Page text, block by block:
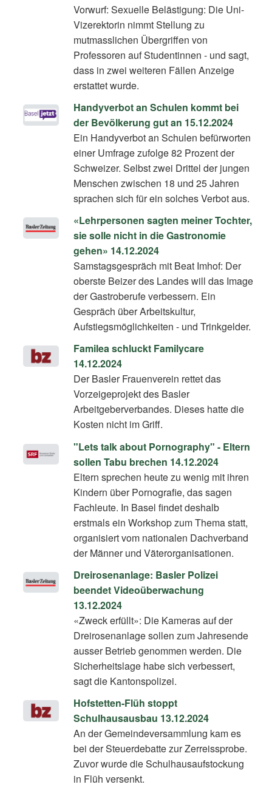
Vorwurf: Sexuelle Belästigung: Die Uni-
Vizerektorin nimmt Stellung zu
mutmasslichen Übergriffen von
Professoren auf Studentinnen - und sagt,
dass in zwei weiteren Fällen Anzeige
erstattet wurde.
Handyverbot an Schulen kommt bei
der Bevölkerung gut an 15.12.2024
Ein Handyverbot an Schulen befürworten
einer Umfrage zufolge 82 Prozent der
Schweizer. Selbst zwei Drittel der jungen
Menschen zwischen 18 und 25 Jahren
sprachen sich für ein solches Verbot aus.
«Lehrpersonen sagten meiner Tochter,
sie solle nicht in die Gastronomie
gehen» 14.12.2024
Samstagsgespräch mit Beat Imhof: Der
oberste Beizer des Landes will das Image
der Gastroberufe verbessern. Ein
Gespräch über Arbeitskultur,
Aufstiegsmöglichkeiten - und Trinkgelder.
Familea schluckt Familycare
14.12.2024
Der Basler Frauenverein rettet das
Vorzeigeprojekt des Basler
Arbeitgeberverbandes. Dieses hatte die
Kosten nicht im Griff.
"Lets talk about Pornography" - Eltern
sollen Tabu brechen 14.12.2024
Eltern sprechen heute zu wenig mit ihren
Kindern über Pornografie, das sagen
Fachleute. In Basel findet deshalb
erstmals ein Workshop zum Thema statt,
organisiert vom nationalen Dachverband
der Männer und Väterorganisationen.
Dreirosenanlage: Basler Polizei
beendet Videoüberwachung
13.12.2024
«Zweck erfüllt»: Die Kameras auf der
Dreirosenanlage sollen zum Jahresende
ausser Betrieb genommen werden. Die
Sicherheitslage habe sich verbessert,
sagt die Kantonspolizei.
Hofstetten-Flüh stoppt
Schulhausausbau 13.12.2024
An der Gemeindeversammlung kam es
bei der Steuerdebatte zur Zerreissprobe.
Zuvor wurde die Schulhausaufstockung
in Flüh versenkt.